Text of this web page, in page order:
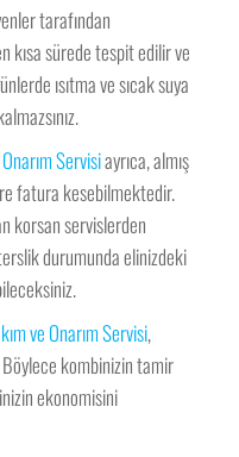
tarafından
kısa sürede tespit edilir ve
ısıtma ve sıcak suya
Servisiayrıca, almış
fatura kesebilmektedir.
korsan servislerden
durumunda elinizdeki
ve Onarım Servisi,
kombinizin tamir
ekonomisini